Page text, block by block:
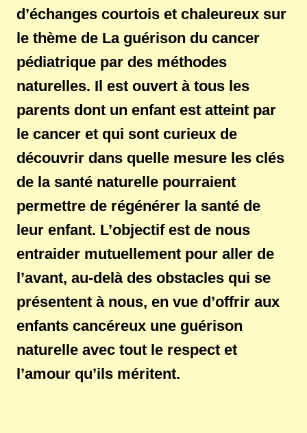
d’échanges courtois et chaleureux sur
le thème de La guérison du cancer
pédiatrique par des méthodes
naturelles. Il est ouvert à tous les
parents dont un enfant est atteint par
le cancer et qui sont curieux de
découvrir dans quelle mesure les clés
de la santé naturelle pourraient
permettre de régénérer la santé de
leur enfant. L’objectif est de nous
entraider mutuellement pour aller de
l’avant, au-delà des obstacles qui se
présentent à nous, en vue d’offrir aux
enfants cancéreux une guérison
naturelle avec tout le respect et
l’amour qu’ils méritent.